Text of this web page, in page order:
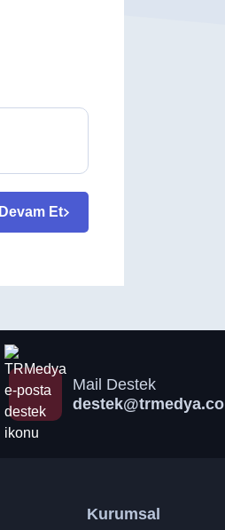
Devam Et
Mail Destek
destek@trmedya.co
Kurumsal